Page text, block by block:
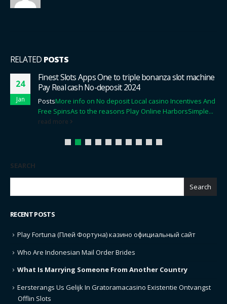
RELATED POSTS
24
Jan
Finest Slots Apps One to triple bonanza slot machine
Pay Real cash No-deposit 2024
PostsMore info on No deposit Local casino Incentives And
Free SpinsAs to the reasons Play Online HarborsSimple...
read more
SEARCH
Search
RECENT POSTS
Play Fortuna (Плей Фортуна) казино официальный сайт
Who Are Indonesian Mail Order Brides
What Is Marrying Someone From Another Country
Eersterangs Us Gelijk In Gratoramacasino Existentie Ontvangst
Offlin Slots